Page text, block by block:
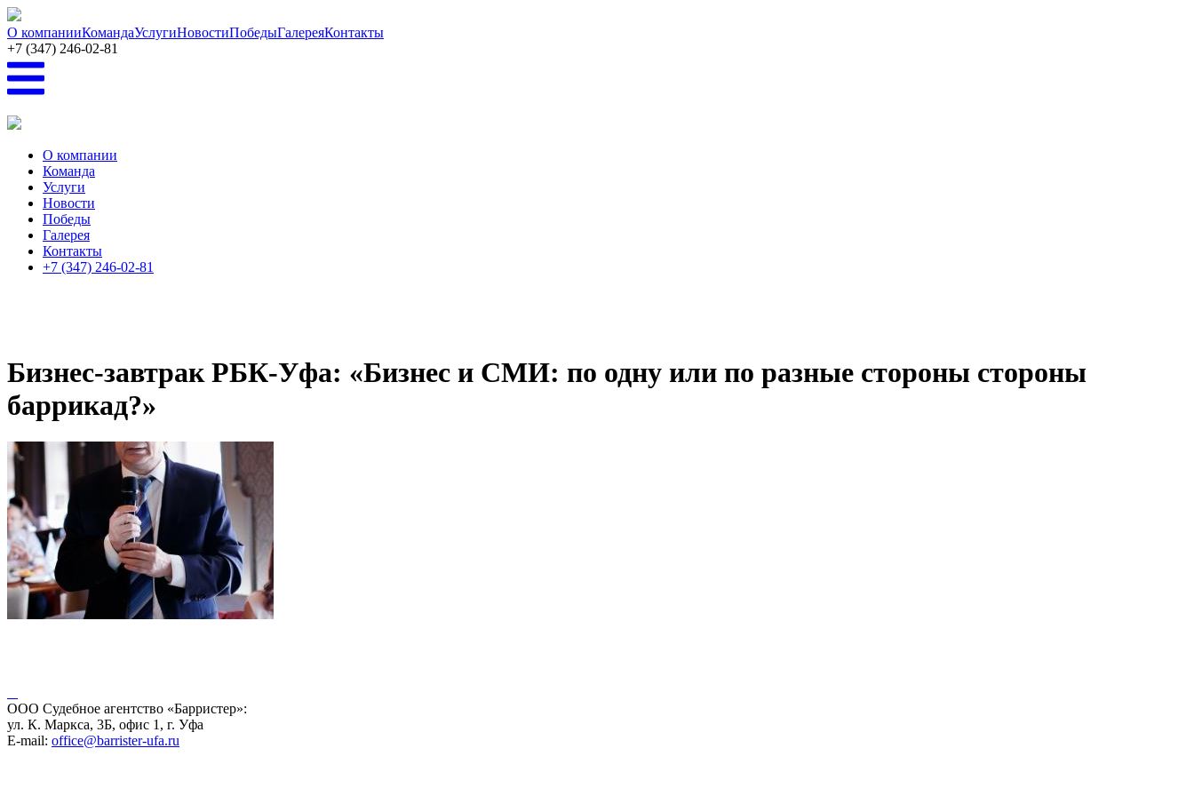
Перейти к основному содержанию
О компанииКомандаУслугиНовостиПобедыГалереяКонтакты
+7 (347) 246-02-81
О компании
Команда
Услуги
Новости
Победы
Галерея
Контакты
+7 (347) 246-02-81
Бизнес-завтрак РБК-Уфа: «Бизнес и СМИ: по одну или по разные стороны стороны
баррикад?»
ООО Судебное агентство «Барристер»:
ул. К. Маркса, 3Б, офис 1, г. Уфа
E-mail: office@barrister-ufa.ru